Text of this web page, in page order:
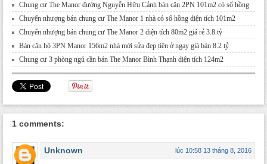
Chung cư The Manor đường Nguyễn Hữu Cảnh bán căn 2PN 101m2 có sổ hồng
Chuyển nhượng bán chung cư The Manor 1 nhà có sổ hồng diện tích 101m2
Chuyển nhượng bán chung cư The Manor 2 diện tích 80m2 giá rẻ 3.8 tỷ
Bán căn hộ 3PN Manor 156m2 nhà mới sửa đẹp tiện ở ngay giá bán 8.2 tỷ
Chung cư 3 phòng ngủ cần bán The Manor Bình Thạnh diện tích 124m2
1 comments:
Unknown lúc 10:58 13 tháng 8, 2016